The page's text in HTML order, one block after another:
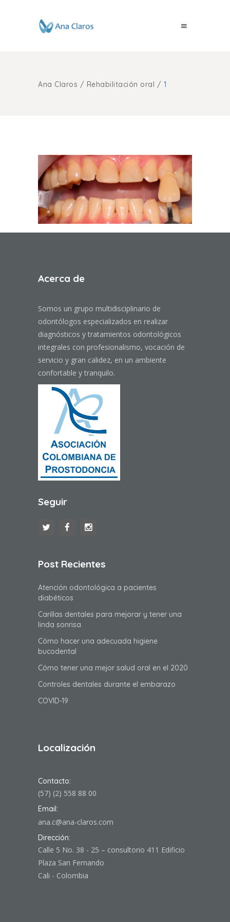
Ana Claros / Rehabilitación oral / 1
Acerca de
Somos un grupo multidisciplinario de
odontólogos especializados en realizar
diagnósticos y tratamientos odontológicos
integrales con profesionalismo, vocación de
servicio y gran calidez, en un ambiente
confortable y tranquilo.
Seguir
Post Recientes
Atención odontológica a pacientes
diabéticos
Carillas dentales para mejorar y tener una
linda sonrisa
Cómo hacer una adecuada higiene
bucodental
Cómo tener una mejor salud oral en el 2020
Controles dentales durante el embarazo
COVID-19
Localización
Contacto:
(57) (2) 558 88 00
Email:
ana.c@ana-claros.com
Dirección:
Calle 5 No. 38 - 25 – consultorio 411 Edificio
Plaza San Fernando
Cali - Colombia